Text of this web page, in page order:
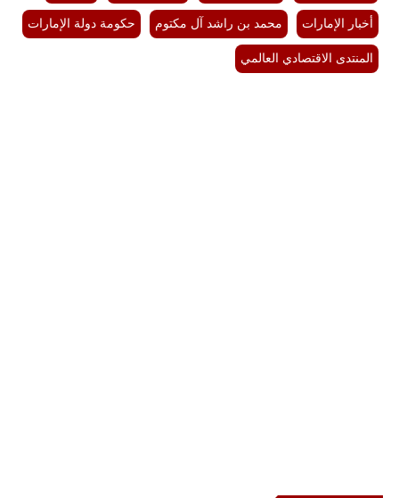
أخبار الإمارات محمد بن راشد آل مكتوم حكومة دولة الإمارات
المنتدى الاقتصادي العالمي